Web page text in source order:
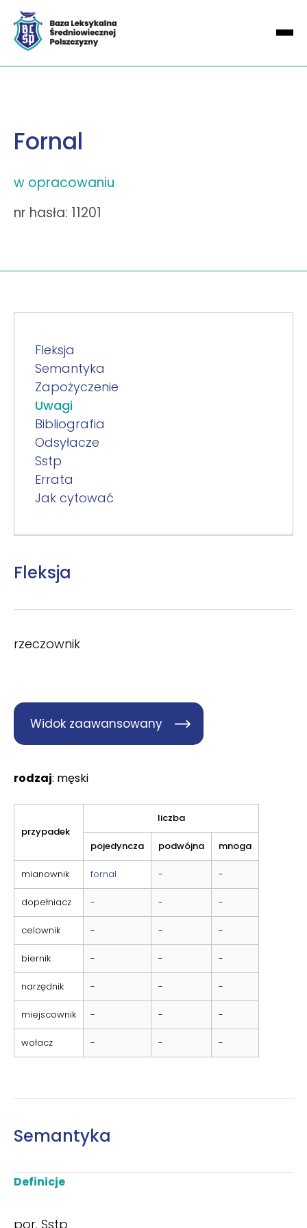
Fornal
w opracowaniu
nr hasła: 11201
Fleksja
Semantyka
Zapożyczenie
Uwagi
Bibliografia
Odsyłacze
Sstp
Errata
Jak cytować
Fleksja
rzeczownik
Widok zaawansowany
rodzaj: męski
przypadek
liczba
pojedyncza podwójna mnoga
mianownik fornal - -
dopełniacz - - -
celownik - - -
biernik - - -
narzędnik - - -
miejscownik - - -
wołacz - - -
Semantyka
Definicje
por. Sstp